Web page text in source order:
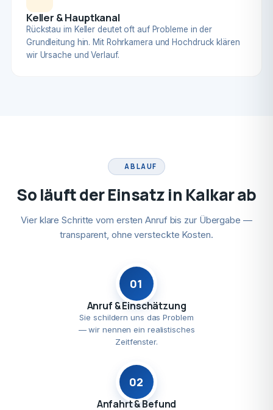
Keller & Hauptkanal
Rückstau im Keller deutet oft auf Probleme in der
Grundleitung hin. Mit Rohrkamera und Hochdruck klären
wir Ursache und Verlauf.
ABLAUF
So läuft der Einsatz in Kalkar ab
Vier klare Schritte vom ersten Anruf bis zur Übergabe —
transparent, ohne versteckte Kosten.
01
Anruf & Einschätzung
Sie schildern uns das Problem
— wir nennen ein realistisches
Zeitfenster.
02
Anfahrt & Befund